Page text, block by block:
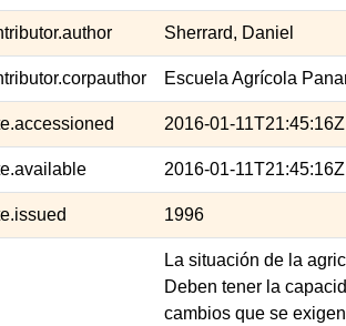
Sherrard, Daniel
Escuela Agrícola
2016-01-11T21:45:16Z
2016-01-11T21:45:16Z
1996
La situación de la
Deben tener la
cambios que se